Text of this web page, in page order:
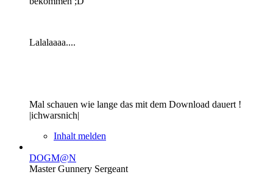
Lalalaaaa....
Mal schauen wie lange das mit dem Download dauert !
|ichwarsnich|
Inhalt melden
DOGM@N
Master Gunnery Sergeant